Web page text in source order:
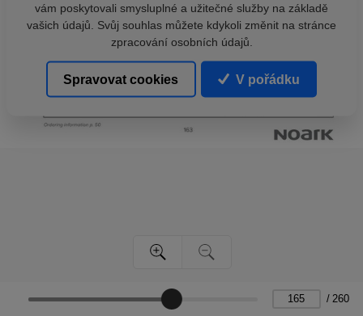
/ 260
vám poskytovali smysluplné a užitečné služby na základě
vašich údajů. Svůj souhlas můžete kdykoli změnit na stránce
zpracování osobních údajů.
Spravovat cookies V pořádku